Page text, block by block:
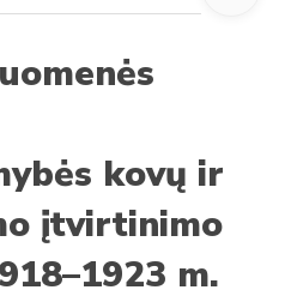
kovų ir
įtvirtinimo
m.